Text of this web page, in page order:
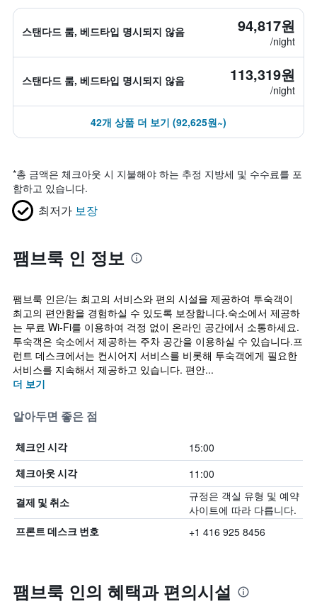
스탠다드 룸, 베드타입 명시되지 않음 94,817원
/night
스탠다드 룸, 베드타입 명시되지 않음 113,319원
/night
42개 상품 더 보기 (92,625원~)
*총 금액은 체크아웃 시 지불해야 하는 추정 지방세 및 수수료를 포
함하고 있습니다.
최저가 보장
팸브룩 인 정보
팸브룩 인은/는 최고의 서비스와 편의 시설을 제공하여 투숙객이
최고의 편안함을 경험하실 수 있도록 보장합니다.숙소에서 제공하
는 무료 Wi-Fi를 이용하여 걱정 없이 온라인 공간에서 소통하세요.
투숙객은 숙소에서 제공하는 주차 공간을 이용하실 수 있습니다.프
런트 데스크에서는 컨시어지 서비스를 비롯해 투숙객에게 필요한
서비스를 지속해서 제공하고 있습니다. 편안...
더 보기
알아두면 좋은 점
체크인 시각 15:00
체크아웃 시각 11:00
결제 및 취소
규정은 객실 유형 및 예약
사이트에 따라 다릅니다.
프론트 데스크 번호 +1 416 925 8456
팸브룩 인의 혜택​과 편의시설